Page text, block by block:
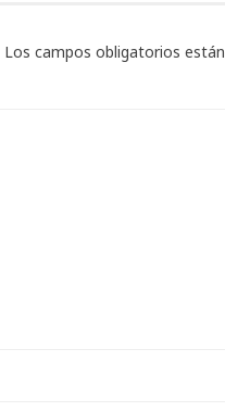
Los campos obligatorios